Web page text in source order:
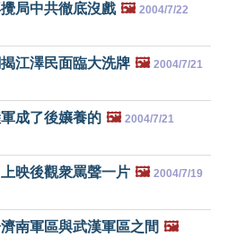
局中共徹底沒戲 🖼️ 2004/7/22
江澤民面臨大洗牌 🖼️ 2004/7/21
成了後孃養的 🖼️ 2004/7/21
映後觀衆罵聲一片 🖼️ 2004/7/19
南軍區與武漢軍區之間 🖼️